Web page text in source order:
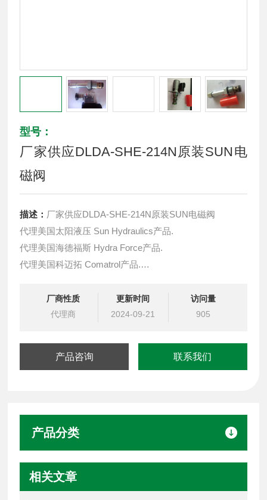
型号：
厂家供应DLDA-SHE-214N原装SUN电
磁阀
描述： 厂家供应DLDA-SHE-214N原装SUN电磁阀
代理美国太阳液压 Sun Hydraulics产品.
代理美国海德福斯 Hydra Force产品.
代理美国科迈拓 Comatrol产品.
提供油路系统设计,油路块设计,阀块设计与选型
液压油缸，经销力士乐、派克、中国台湾北部等液压元件
厂商性质
代理商
更新时间
2024-09-21
访问量
905
产品咨询 联系我们
产品分类
相关文章